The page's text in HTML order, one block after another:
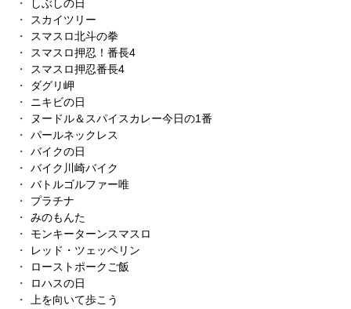
しぶしの日
スカイツリー
スマスロ北斗の拳
スマスロ押忍！番長4
スマスロ押忍番長4
ダグリ岬
ニキビの日
ヌードル＆スパイスカレー今日の1番
パールネックレス
バイクの日
バイク川崎バイク
バトルゴルファー唯
プラチナ
みのもんた
モンキーターンスマスロ
レッド・ツェッペリン
ローストポークご飯
ロハスの日
上を向いて歩こう